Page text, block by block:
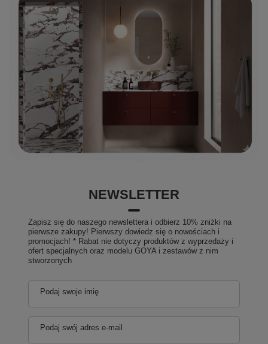
korzystać dwie dorosłe osoby. FJORDD to łazienka
idealnie dopasowana do Ciebie i Twojej rodziny.
Własny rytuał SPA
Kąpiel relaksuje, leczy i zmniejsza ryzyko depresji.
Efekty kąpieli są podobne do tych po masażu. Woda w
temperaturze 36-38 stopni Celsjusza odpręża mięśnie,
poprawia ich elastyczność, redukuje skurcze i
napięciowe bóle głowy. Stwórz swój własny rytuał, by
dać odpocząć ciału i duszy. Poprawa zdrowia i
nastroju to najlepsza inwestycja.
NEWSLETTER
Zapisz się do naszego newslettera i odbierz 10% zniżki na
pierwsze zakupy! Pierwszy dowiedz się o nowościach i
promocjach! * Rabat nie dotyczy produktów z wyprzedaży i
ofert specjalnych oraz modelu GOYA i zestawów z nim
stworzonych
Podaj swoje imię
Podaj swój adres e-mail